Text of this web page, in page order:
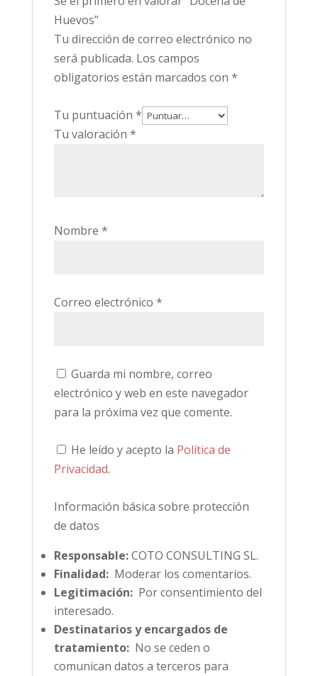
Huevos”
Tu dirección de correo electrónico no
será publicada. Los campos
obligatorios están marcados con *
Tu puntuación *
Tu valoración *
Nombre *
Correo electrónico *
Guarda mi nombre, correo
electrónico y web en este navegador
para la próxima vez que comente.
He leído y acepto la Política de
Privacidad.
Información básica sobre protección
de datos
Responsable:COTO CONSULTING SL.
Finalidad:Moderar los comentarios.
Legitimación:Por consentimiento del
interesado.
Destinatarios y encargados de
tratamiento:No se ceden o
comunican datos a terceros para